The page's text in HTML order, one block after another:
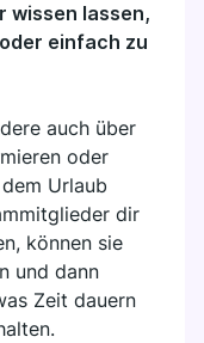
wissen lassen,
einfach zu
auch über
oder
Urlaub
dir
können sie
und dann
Zeit dauern